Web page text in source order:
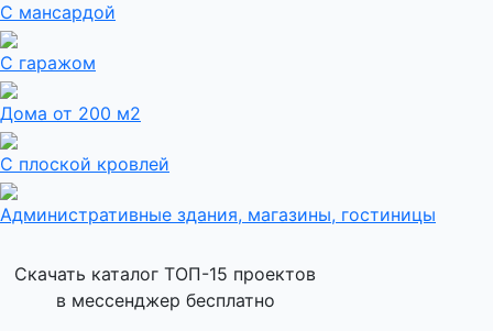
С мансардой
С гаражом
Дома от 200 м2
С плоской кровлей
Административные здания, магазины, гостиницы
Скачать каталог ТОП-15 проектов
в мессенджер бесплатно